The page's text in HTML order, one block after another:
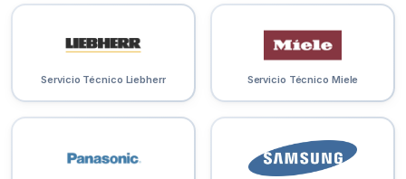
Servicio Técnico Liebherr Servicio Técnico Miele